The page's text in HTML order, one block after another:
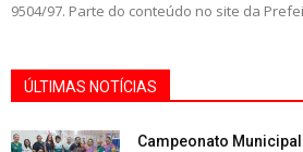
9504/97. Parte do conteúdo no site da
ÚLTIMAS NOTÍCIAS
Campeonato